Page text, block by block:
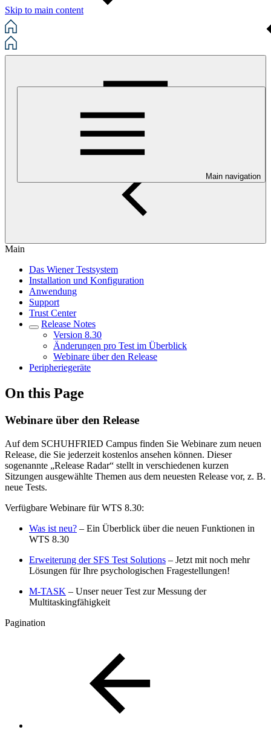
Skip to main content
Main navigation
Main
Das Wiener Testsystem
Installation und Konfiguration
Anwendung
Support
Trust Center
Release Notes
Version 8.30
Änderungen pro Test im Überblick
Webinare über den Release
Peripheriegeräte
On this Page
Webinare über den Release
Auf dem SCHUHFRIED Campus finden Sie Webinare zum neuen
Release, die Sie jederzeit kostenlos ansehen können. Dieser
sogenannte „Release Radar“ stellt in verschiedenen kurzen
Sitzungen ausgewählte Themen aus dem neuesten Release vor, z. B.
neue Tests.
Verfügbare Webinare für WTS 8.30:
Was ist neu? – Ein Überblick über die neuen Funktionen in
WTS 8.30
Erweiterung der SFS Test Solutions – Jetzt mit noch mehr
Lösungen für Ihre psychologischen Fragestellungen!
M-TASK – Unser neuer Test zur Messung der
Multitaskingfähigkeit
Pagination